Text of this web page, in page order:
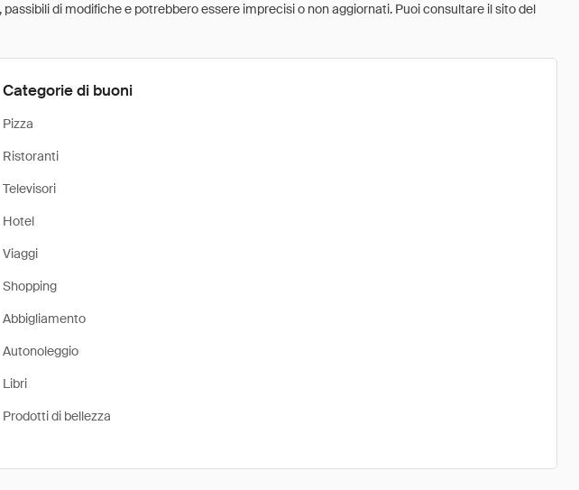
di modifiche e potrebbero essere imprecisi o non aggiornati. Puoi consultare il sito del
Categorie di buoni
Pizza
Ristoranti
Televisori
Hotel
Viaggi
Shopping
Abbigliamento
Autonoleggio
Libri
Prodotti di bellezza